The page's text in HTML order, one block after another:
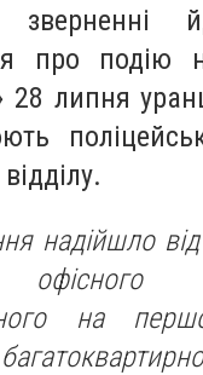
про подію
28 липня
надійшло
офісного
на